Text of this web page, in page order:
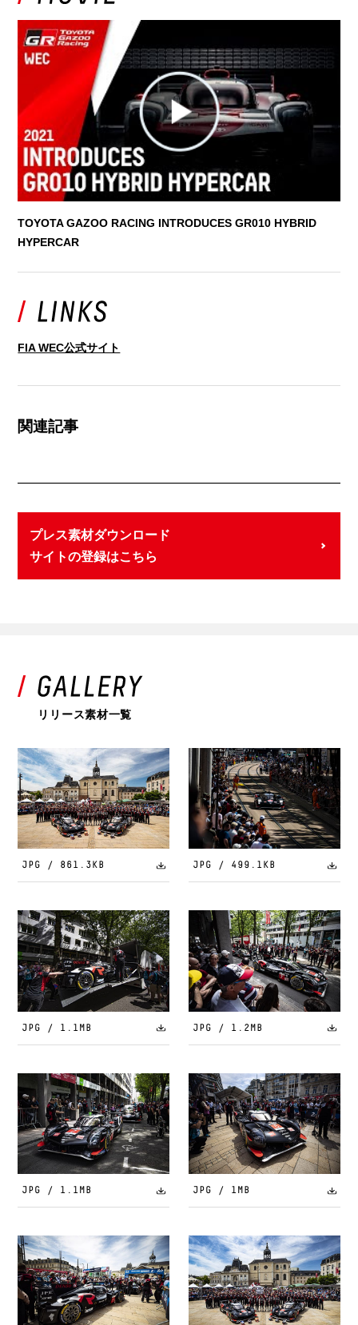
TOYOTA GAZOO RACING INTRODUCES GR010 HYBRID
HYPERCAR
FIA WEC公式サイト
関連記事
プレス素材ダウンロード
サイトの登録はこちら
リリース素材一覧
JPG / 861.3KB JPG / 499.1KB
JPG / 1.1MB JPG / 1.2MB
JPG / 1.1MB JPG / 1MB